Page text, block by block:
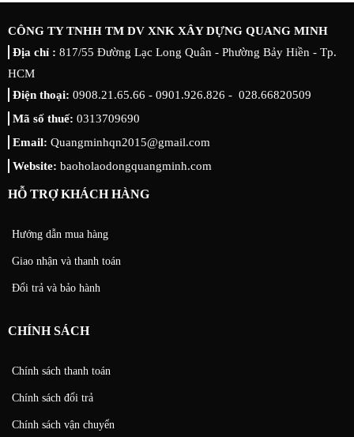
CÔNG TY TNHH TM DV XNK XÂY DỰNG QUANG MINH
Địa chỉ : 817/55 Đường Lạc Long Quân - Phường Bảy Hiền - Tp.
HCM
Điện thoại: 0908.21.65.66 - 0901.926.826 - 028.66820509
Mã số thuế: 0313709690
Email: Quangminhqn2015@gmail.com
Website: baoholaodongquangminh.com
HỖ TRỢ KHÁCH HÀNG
Hướng dẫn mua hàng
Giao nhận và thanh toán
Đổi trả và bảo hành
CHÍNH SÁCH
Chính sách thanh toán
Chính sách đổi trả
Chính sách vận chuyển